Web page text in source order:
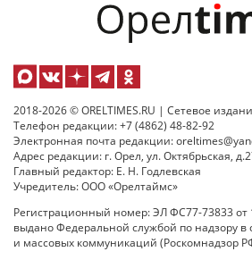
2018-2026 © ORELTIMES.RU | Сетевое
Телефон редакции: +7 (4862) 48-82-92
Электронная почта редакции:
Адрес редакции: г. Орел, ул. Октябрьская,
Главный редактор: Е. Н. Годлевская
Учредитель: ООО «Орелтаймс»
Регистрационный номер: ЭЛ ФС77-73833 от
выдано Федеральной службой по надзору в
и массовых коммуникаций (Роскомнадзор